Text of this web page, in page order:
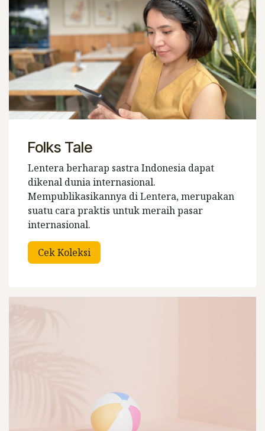
Folks Tale
Lentera berharap sastra Indonesia dapat
dikenal dunia internasional.
Mempublikasikannya di Lentera, merupakan
suatu cara praktis untuk meraih pasar
internasional.
Cek Koleksi​